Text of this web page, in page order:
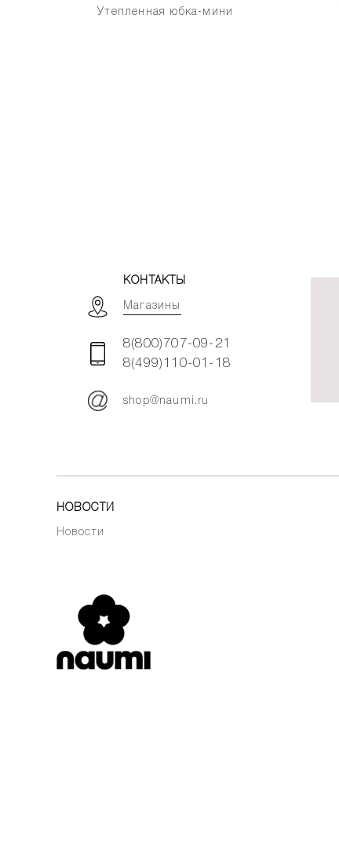
Утепленная юбка-мини
КОНТАКТЫ
Магазины
8(800)707-09-21
8(499)110-01-18
shop@naumi.ru
НОВОСТИ
Новости